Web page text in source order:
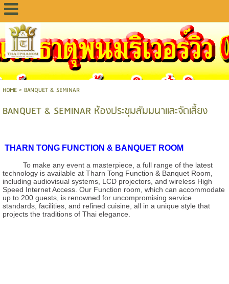
HOME> BANQUET & SEMINAR
BANQUET & SEMINAR ห้องประชุมสัมมนาและจัดเลี้ยง
THARN TONG FUNCTION & BANQUET ROOM
To make any event a masterpiece, a full range of the latest
technology is available at Tharn Tong Function & Banquet Room,
including audiovisual systems, LCD projectors, and wireless High
Speed Internet Access. Our Function room, which can accommodate
up to 200 guests, is renowned for uncompromising service
standards, facilities, and refined cuisine, all in a unique style that
projects the traditions of Thai elegance.